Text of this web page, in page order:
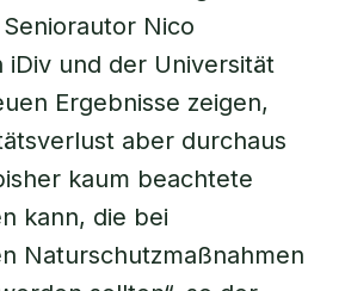
Nico
iDiv und der Universität
Ergebnisse zeigen,
aber durchaus
kaum beachtete
kann, die bei
Naturschutzmaßnahmen